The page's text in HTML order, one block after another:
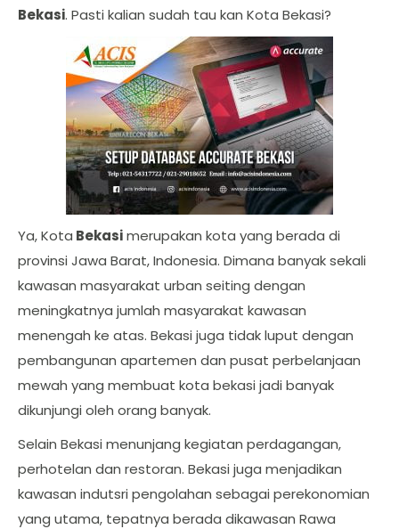
Bekasi. Pasti kalian sudah tau kan Kota Bekasi?
Ya, Kota Bekasimerupakan kota yang berada di
provinsi Jawa Barat, Indonesia. Dimana banyak sekali
kawasan masyarakat urban seiting dengan
meningkatnya jumlah masyarakat kawasan
menengah ke atas. Bekasi juga tidak luput dengan
pembangunan apartemen dan pusat perbelanjaan
mewah yang membuat kota bekasi jadi banyak
dikunjungi oleh orang banyak.
Selain Bekasi menunjang kegiatan perdagangan,
perhotelan dan restoran. Bekasi juga menjadikan
kawasan indutsri pengolahan sebagai perekonomian
yang utama, tepatnya berada dikawasan Rawa